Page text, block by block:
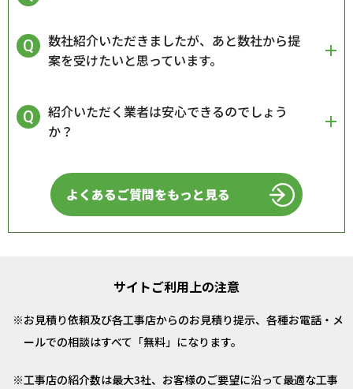
数社紹介いただきましたが、あと数社から提
案を受けたいと思っています。
紹介いただく業者は安心できるのでしょう
か？
よくあるご質問をもっと見る
サイトご利用上の注意
お見積り依頼及び各工事店からのお見積り提示、各種お電話・メ
ールでの相談はすべて「無料」になります。
工事店の紹介数は最大3社、お客様のご要望に沿って最適な工事